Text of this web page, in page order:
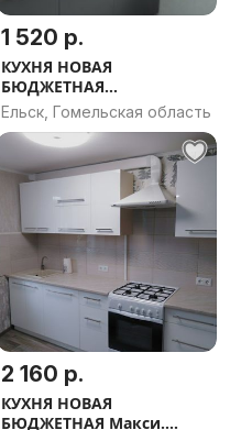
1 520 р.
КУХНЯ НОВАЯ
БЮДЖЕТНАЯ
ФьюжнСтиль.
РАССРОЧКА, ДОСТАВКА,
ПРОЕКТ В ПОДАРОК
Ельск, Гомельская область
2 160 р.
КУХНЯ НОВАЯ
БЮДЖЕТНАЯ Макси.